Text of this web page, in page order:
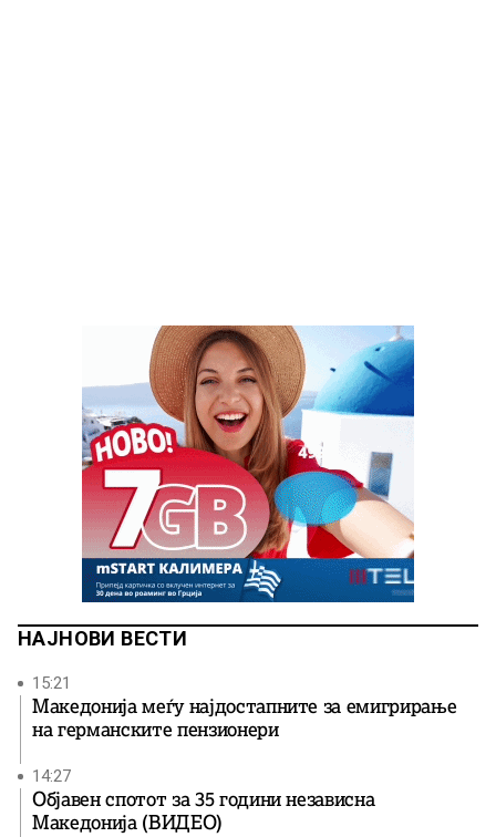
НАЈНОВИ ВЕСТИ
15:21
Македонија меѓу најдостапните за емигрирање
на германските пензионери
14:27
Објавен спотот за 35 години независна
Македонија (ВИДЕО)